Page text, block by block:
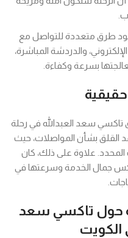
طرق متعددة للتواصل مع
والدردشة المباشرة،
بسرعة وكفاءة.
حقيقية
تاكسي سعد العبدالله في رحلة
القلق بشأن المواصلات، حيث
علاوة على ذلك، كان
جمال الخدمة وسرعتها في
حول تاكسي سعد
الكويت